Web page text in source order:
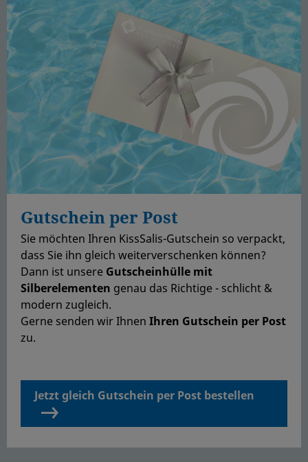
Gutschein per Post
Sie möchten Ihren KissSalis-Gutschein so verpackt,
dass Sie ihn gleich weiterverschenken können?
Dann ist unsere Gutscheinhülle mit
Silberelementen genau das Richtige - schlicht &
modern zugleich.
Gerne senden wir Ihnen Ihren Gutschein per Post
zu.
Jetzt gleich Gutschein per Post bestellen